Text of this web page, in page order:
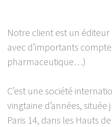
Notre client est un
avec d’importants
pharmaceutique…)
C’est une société
vingtaine d’années,
Paris 14, dans les Hauts